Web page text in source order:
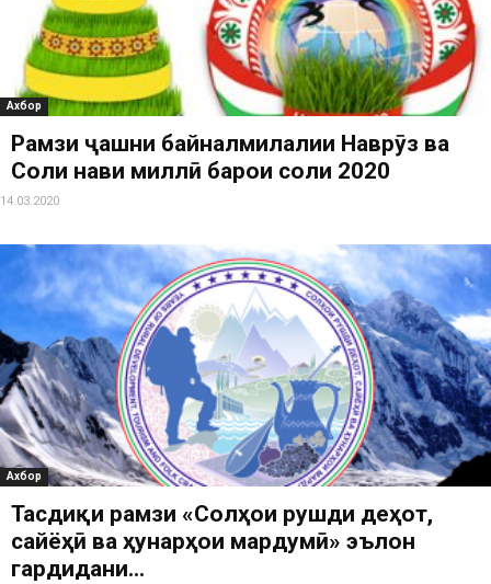
Ахбор
Рамзи ҷашни байналмилалии Наврӯз ва
Соли нави миллӣ барои соли 2020
14.03.2020
Ахбор
Тасдиқи рамзи «Солҳои рушди деҳот,
сайёҳӣ ва ҳунарҳои мардумӣ» эълон
гардидани...